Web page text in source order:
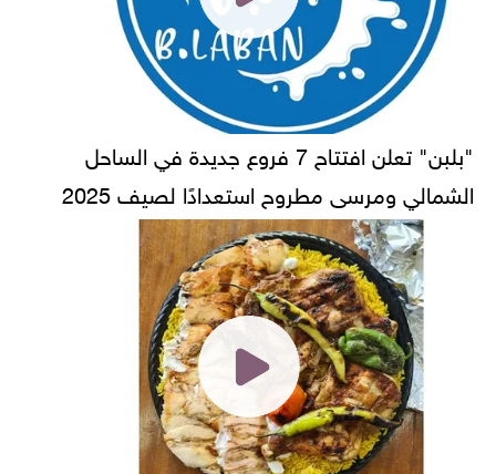
"بلبن" تعلن افتتاح 7 فروع جديدة في الساحل
الشمالي ومرسى مطروح استعدادًا لصيف 2025